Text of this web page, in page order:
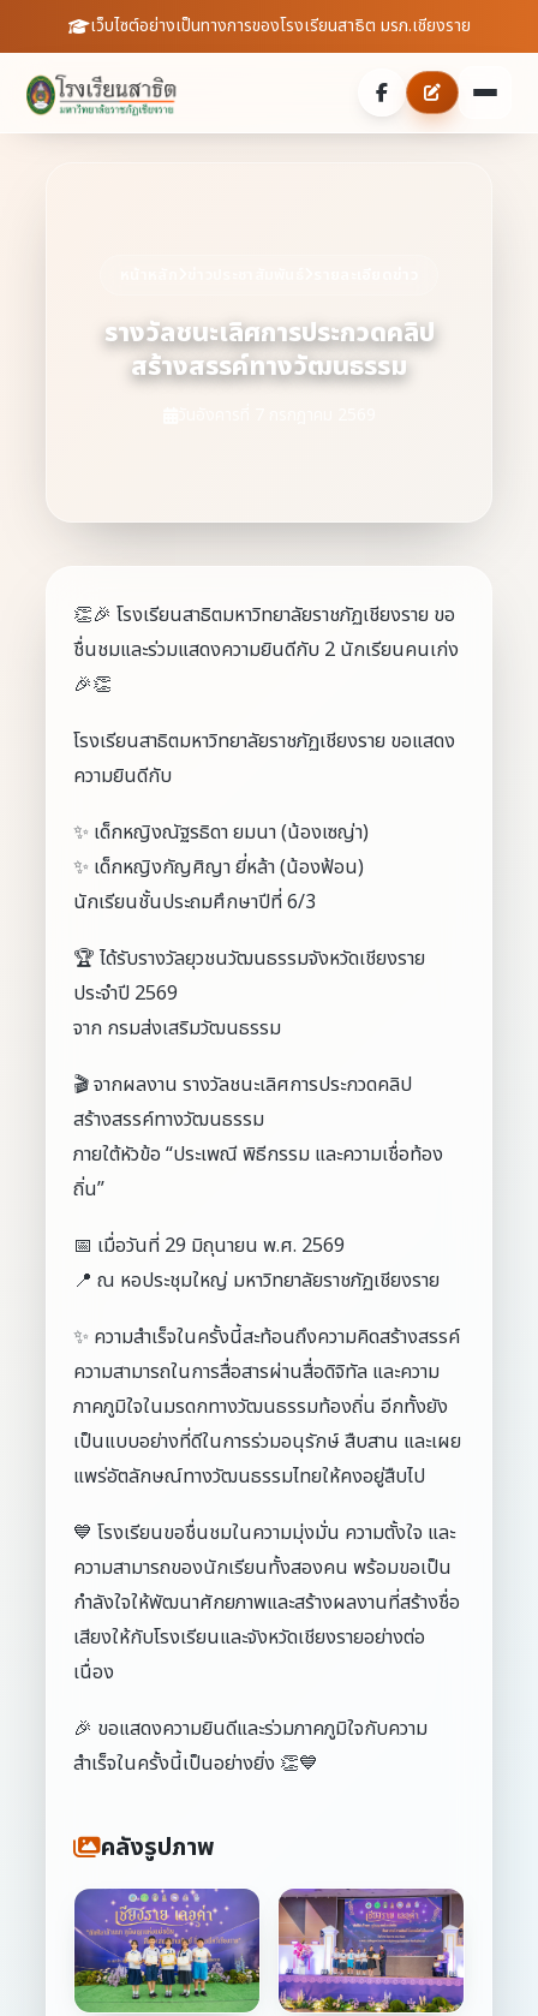
เว็บไซต์อย่างเป็นทางการของโรงเรียนสาธิต มรภ.เชียงราย
บุคลากร
ข่าวสารจากโรงเรียน
สายตรงผู้อำนวยการ
รางวัลชนะเลิศการประกวดคลิป
สร้างสรรค์ทางวัฒนธรรม
👏🎉 โรงเรียนสาธิตมหาวิทยาลัยราชภัฏเชียงราย ขอ
ชื่นชมและร่วมแสดงความยินดีกับ 2 นักเรียนคนเก่ง
🎉👏
โรงเรียนสาธิตมหาวิทยาลัยราชภัฏเชียงราย ขอแสดง
ความยินดีกับ
✨ เด็กหญิงณัฐรธิดา ยมนา (น้องเซญ่า)
✨ เด็กหญิงกัญศิญา ยี่หล้า (น้องฟ้อน)
นักเรียนชั้นประถมศึกษาปีที่ 6/3
🏆 ได้รับรางวัลยุวชนวัฒนธรรมจังหวัดเชียงราย
ประจำปี 2569
จาก กรมส่งเสริมวัฒนธรรม
🎬 จากผลงาน รางวัลชนะเลิศการประกวดคลิป
สร้างสรรค์ทางวัฒนธรรม
ภายใต้หัวข้อ “ประเพณี พิธีกรรม และความเชื่อท้อง
ถิ่น”
📅 เมื่อวันที่ 29 มิถุนายน พ.ศ. 2569
📍 ณ หอประชุมใหญ่ มหาวิทยาลัยราชภัฏเชียงราย
✨ ความสำเร็จในครั้งนี้สะท้อนถึงความคิดสร้างสรรค์
ความสามารถในการสื่อสารผ่านสื่อดิจิทัล และความ
ภาคภูมิใจในมรดกทางวัฒนธรรมท้องถิ่น อีกทั้งยัง
เป็นแบบอย่างที่ดีในการร่วมอนุรักษ์ สืบสาน และเผย
แพร่อัตลักษณ์ทางวัฒนธรรมไทยให้คงอยู่สืบไป
💙 โรงเรียนขอชื่นชมในความมุ่งมั่น ความตั้งใจ และ
ความสามารถของนักเรียนทั้งสองคน พร้อมขอเป็น
กำลังใจให้พัฒนาศักยภาพและสร้างผลงานที่สร้างชื่อ
เสียงให้กับโรงเรียนและจังหวัดเชียงรายอย่างต่อ
เนื่อง
🎉 ขอแสดงความยินดีและร่วมภาคภูมิใจกับความ
สำเร็จในครั้งนี้เป็นอย่างยิ่ง 👏💙
คลังรูปภาพ